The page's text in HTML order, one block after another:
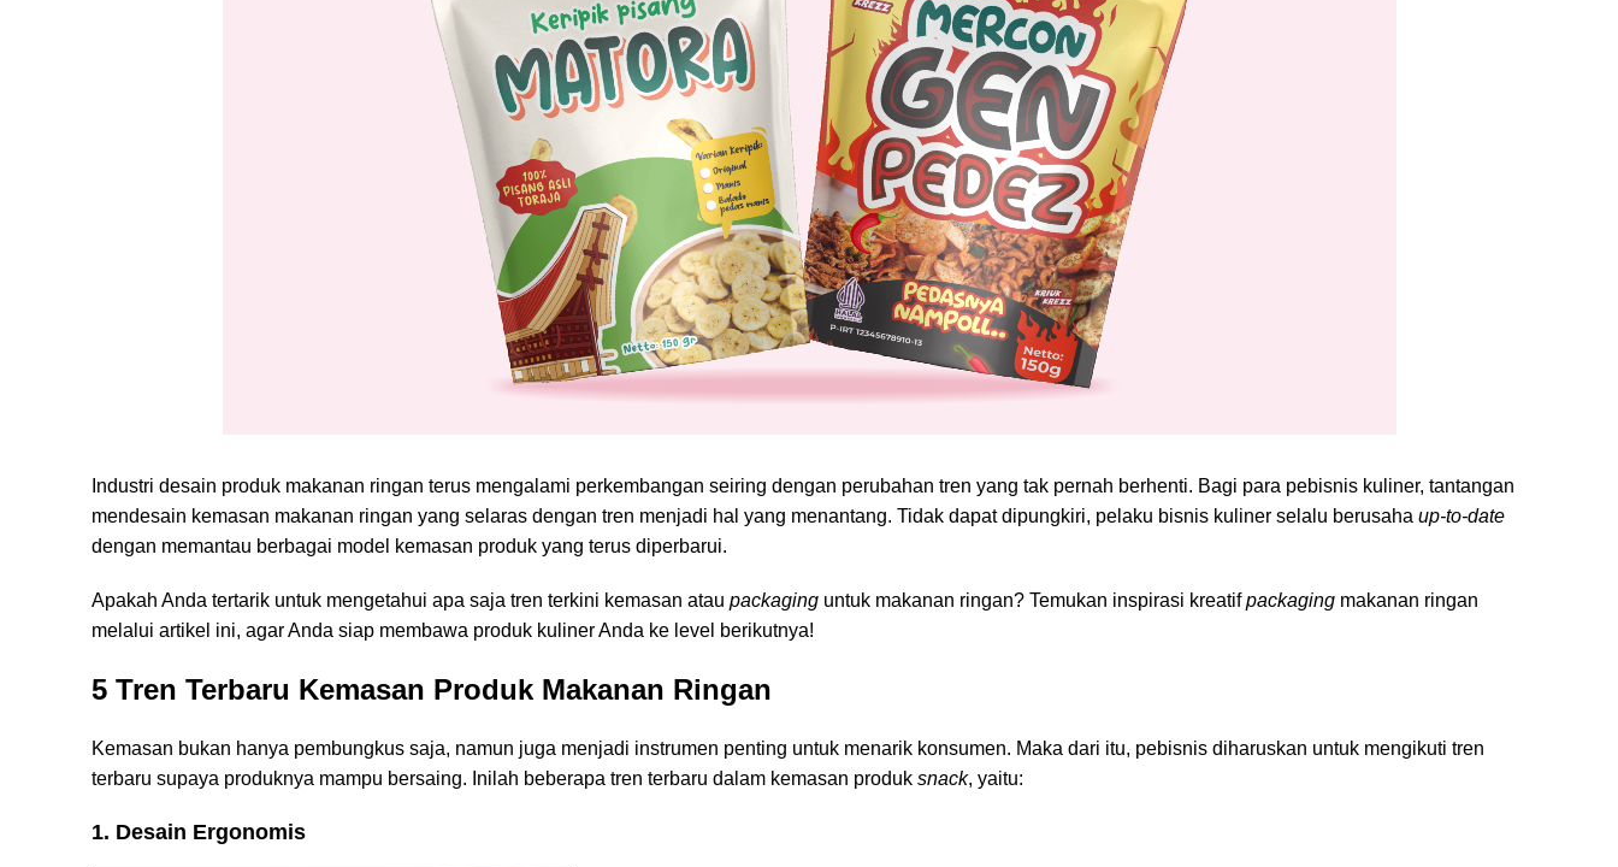
Industri desain produk makanan ringan terus mengalami perkembangan seiring dengan perubahan tren yang tak pernah berhenti. Bagi para pebisnis kuliner, tantangan
mendesain kemasan makanan ringan yang selaras dengan tren menjadi hal yang menantang. Tidak dapat dipungkiri, pelaku bisnis kuliner selalu berusaha up-to-date
dengan memantau berbagai model kemasan produk yang terus diperbarui.
Apakah Anda tertarik untuk mengetahui apa saja tren terkini kemasan atau packaging untuk makanan ringan? Temukan inspirasi kreatifpackaging makanan ringan
melalui artikel ini, agar Anda siap membawa produk kuliner Anda ke level berikutnya!
5 Tren Terbaru Kemasan Produk Makanan Ringan
Kemasan bukan hanya pembungkus saja, namun juga menjadi instrumen penting untuk menarik konsumen. Maka dari itu, pebisnis diharuskan untuk mengikuti tren
terbaru supaya produknya mampu bersaing. Inilah beberapa tren terbaru dalam kemasan produk snack, yaitu:
1. Desain Ergonomis